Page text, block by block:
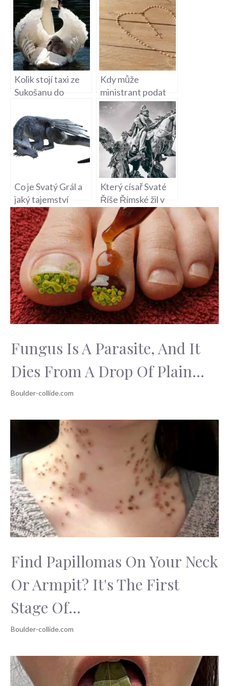
Kolik stojí taxi ze
Sukošanu do
Doprava na
Chorvatském
Ostrově
Kdy může
ministrant podat
Svaté přijímání na
mši svaté?
Co je Svatý Grál a
jaký tajemství
ukrývá tato
legenda?
Který císař Svaté
Říše Římské žil v
Praze – Historická
Událost
Fungus Is A Parasite, And It
Dies From A Drop Of Plain...
Find Papillomas On Your Neck
Or Armpit? It's The First
Stage Of...